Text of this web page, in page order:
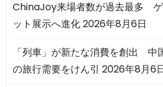
ChinaJoy来場者数が過去最多 ゲ
ット展示へ進化2026年8月6日
「列車」が新たな消費を創出 中
の旅行需要をけん引 2026年8月6